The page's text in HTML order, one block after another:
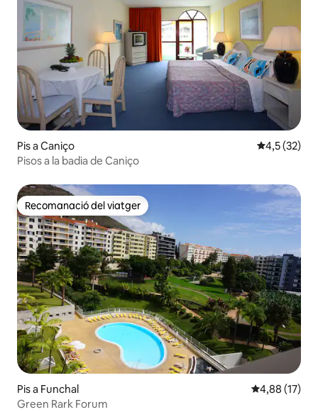
Pis a Caniço 4,5 de
4,5 (32)
Pisos a la badia de Caniço
Recomanació del viatger
Recomanació del viatger
Pis a Funchal 4,88 de
4,88 (17)
Green Rark Forum